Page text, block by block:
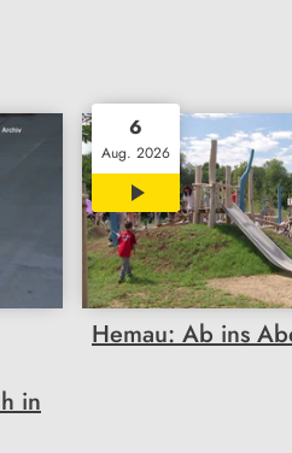
in
6
Aug. 2026
02:33
Hemau: Ab ins